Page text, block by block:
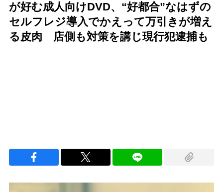
が好む成人向けDVD、“好都合”なはずの
セルフレジ導入でかえって万引きが増え
る皮肉 店側も対策を講じ現行犯逮捕も